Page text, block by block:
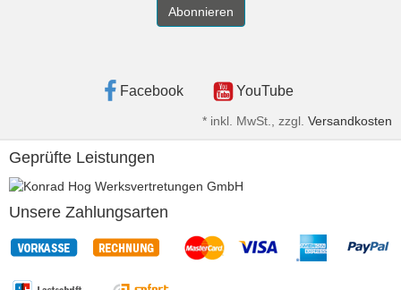
Abonnieren
Facebook YouTube
* inkl. MwSt., zzgl. Versandkosten
Geprüfte Leistungen
Unsere Zahlungsarten